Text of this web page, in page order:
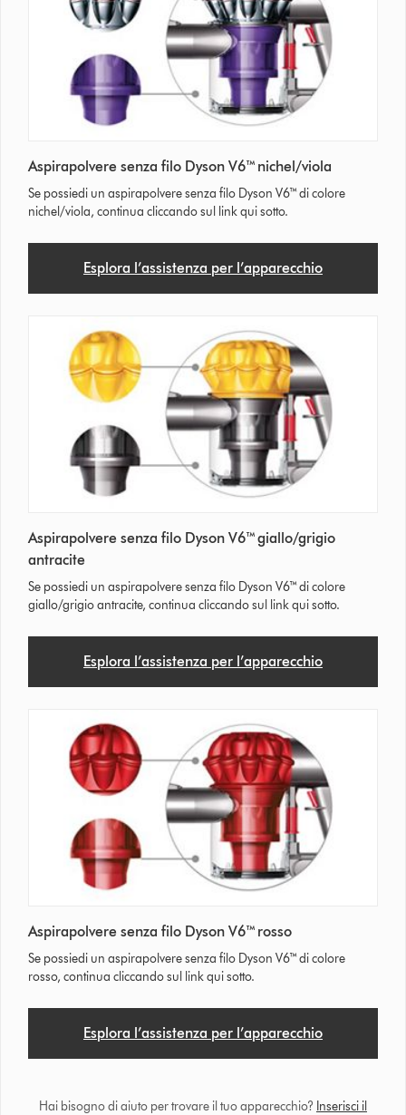
Aspirapolvere senza filo Dyson V6™ nichel/viola
Se possiedi un aspirapolvere senza filo Dyson V6™ di colore
nichel/viola, continua cliccando sul link qui sotto.
Esplora l’assistenza per l’apparecchio
Aspirapolvere senza filo Dyson V6™ giallo/grigio
antracite
Se possiedi un aspirapolvere senza filo Dyson V6™ di colore
giallo/grigio antracite, continua cliccando sul link qui sotto.
Esplora l’assistenza per l’apparecchio
Aspirapolvere senza filo Dyson V6™ rosso
Se possiedi un aspirapolvere senza filo Dyson V6™ di colore
rosso, continua cliccando sul link qui sotto.
Esplora l’assistenza per l’apparecchio
Hai bisogno di aiuto per trovare il tuo apparecchio? Inserisci il